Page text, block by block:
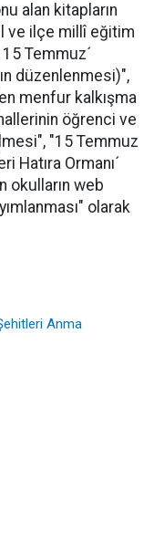
alan kitapların
ve ilçe millî eğitim
Temmuz´
düzenlenmesi)",
menfur kalkışma
öğrenci ve
"15 Temmuz
Hatıra Ormanı´
okulların web
olarak
Anma